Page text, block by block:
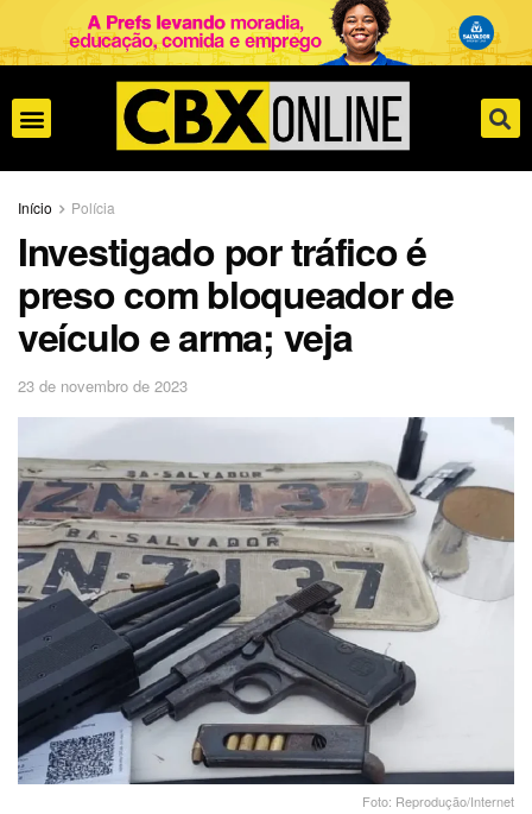
Início Polícia
Investigado por tráfico é
preso com bloqueador de
veículo e arma; veja
23 de novembro de 2023
Foto: Reprodução/Internet